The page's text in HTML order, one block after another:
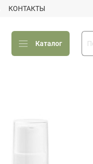
КОНТАКТЫ
Каталог